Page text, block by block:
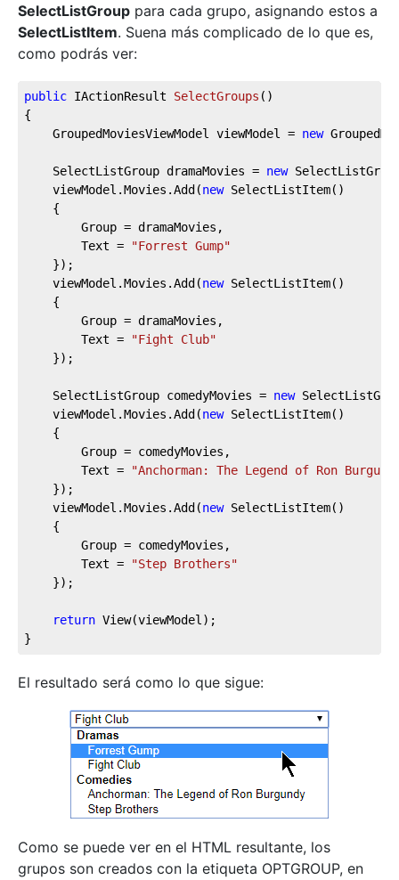
SelectListGroup para cada grupo, asignando estos a
SelectListItem. Suena más complicado de lo que es,
como podrás ver:
public IActionResult SelectGroups ( )
{
	GroupedMoviesViewModel viewModel =
new
	SelectListGroup dramaMovies =
new
	viewModel.Movies.Add(
new SelectListItem()
		Text =
"Forrest Gump"
	viewModel.Movies.Add(
new SelectListItem()
		Text =
"Fight Club"
	SelectListGroup comedyMovies =
new
	viewModel.Movies.Add(
new SelectListItem()
		Text =
"Anchorman: The Legend of Ron
	viewModel.Movies.Add(
new SelectListItem()
		Text =
"Step Brothers"
return View(viewModel);
}
El resultado será como lo que sigue:
Como se puede ver en el HTML resultante, los
grupos son creados con la etiqueta OPTGROUP, en